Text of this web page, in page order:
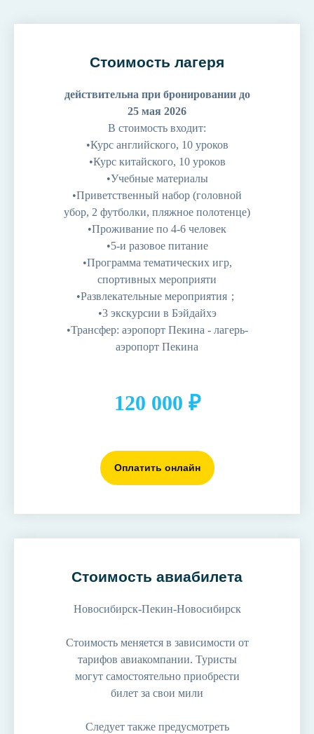
Стоимость лагеря
действительна при бронировании до
25 мая 2026
В стоимость входит:
•Курс английского, 10 уроков
•Курс китайского, 10 уроков
•Учебные материалы
•Приветственный набор (головной
убор, 2 футболки, пляжное полотенце)
•Проживание по 4-6 человек
•5-и разовое питание
•Программа тематических игр,
спортивных мероприяти
•Развлекательные мероприятия；
•3 экскурсии в Бэйдайхэ
•Трансфер: аэропорт Пекина - лагерь-
аэропорт Пекина
120 000 ₽
Оплатить онлайн
Стоимость авиабилета
Новосибирск-Пекин-Новосибирск
Стоимость меняется в зависимости от
тарифов авиакомпании. Туристы
могут самостоятельно приобрести
билет за свои мили
Следует также предусмотреть